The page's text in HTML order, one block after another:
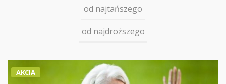
od najtańszego
od najdroższego
AKCIA